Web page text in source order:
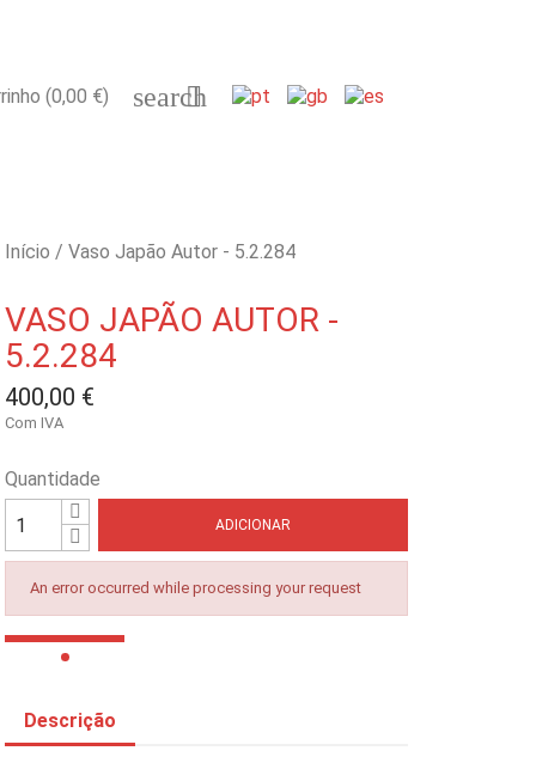
(0,00 €) search

Início Vaso Japão Autor - 5.2.284
VASO JAPÃO AUTOR -
5.2.284
400,00 €
Com IVA
Quantidade
ADICIONAR
An error occurred while processing your request
Descrição